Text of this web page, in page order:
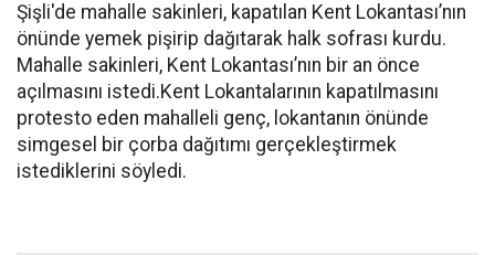
Şişli'de mahalle sakinleri, kapatılan Kent Lokantası’nın
önünde yemek pişirip dağıtarak halk sofrası kurdu.
Mahalle sakinleri, Kent Lokantası’nın bir an önce
açılmasını istedi.Kent Lokantalarının kapatılmasını
protesto eden mahalleli genç, lokantanın önünde
simgesel bir çorba dağıtımı gerçekleştirmek
istediklerini söyledi.